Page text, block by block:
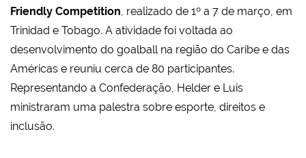
Friendly Competition, realizado de 1º a 7 de março, em
Trinidad e Tobago. A atividade foi voltada ao
desenvolvimento do goalball na região do Caribe e das
Américas e reuniu cerca de 80 participantes.
Representando a Confederação, Helder e Luis
ministraram uma palestra sobre esporte, direitos e
inclusão.